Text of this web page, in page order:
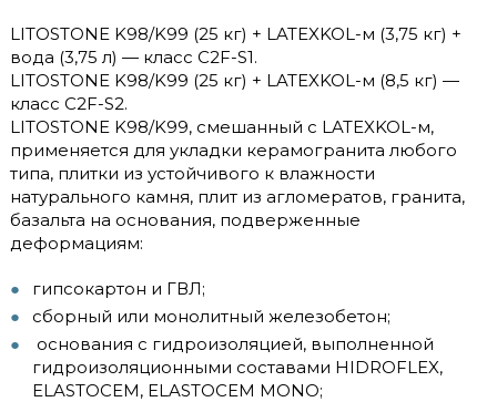
LITOSTONE K98/K99 (25 кг) + LATEXKOL-м (3,75 кг) +
вода (3,75 л) — класс C2F-S1.
LITOSTONE K98/K99 (25 кг) + LATEXKOL-м (8,5 кг) —
класс C2F-S2.
LITOSTONE K98/K99, смешанный с LATEXKOL-м,
применяется для укладки керамогранита любого
типа, плитки из устойчивого к влажности
натурального камня, плит из агломератов, гранита,
базальта на основания, подверженные
деформациям:
гипсокартон и ГВЛ;
сборный или монолитный железобетон;
основания с гидроизоляцией, выполненной
гидроизоляционными составами HIDROFLEX,
ELASTOCEM, ELASTOCEM MONO;